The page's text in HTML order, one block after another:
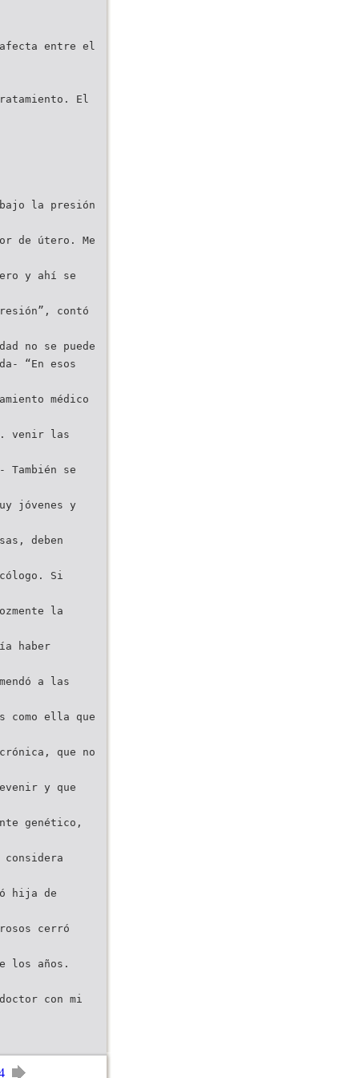
entre el
El
la presión
de útero. Me
y ahí se
contó
no se puede
“En esos
médico
venir las
se
jóvenes y
deben
Si
la
haber
a las
como ella que
que no
y que
genético,
hija de
cerró
los años.
con mi